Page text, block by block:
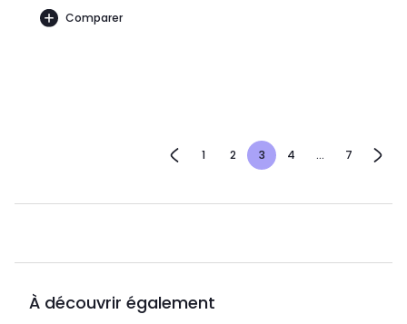
Comparer
1 2 3 4 ... 7
À découvrir également